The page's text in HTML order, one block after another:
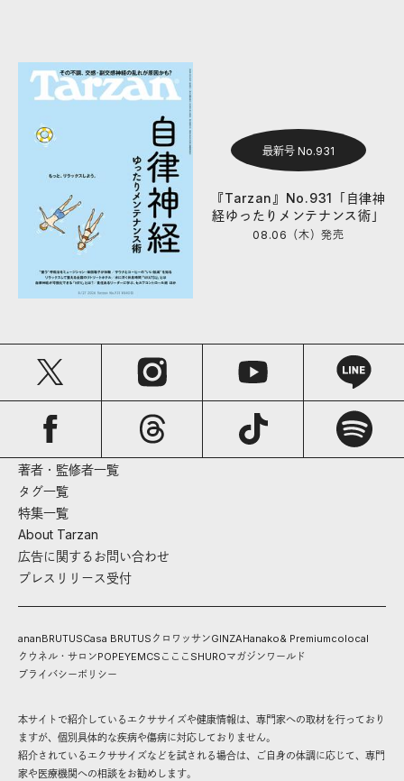
最新号 No.931
『Tarzan』No.931「自律神
経ゆったりメンテナンス術」
08.06（木）発売
著者・監修者一覧
タグ一覧
特集一覧
About Tarzan
広告に関するお問い合わせ
プレスリリース受付
ananBRUTUSCasa BRUTUS クロワッサンGINZAHanako& Premiumcolocal
クウネル・サロンPOPEYEMCS こここ SHUROマガジンワールド
プライバシーポリシー
本サイトで紹介しているエクササイズや健康情報は、専門家への取材を行っており
ますが、個別具体的な疾病や傷病に対応しておりません。
紹介されているエクササイズなどを試される場合は、ご自身の体調に応じて、専門
家や医療機関への相談をお勧めします。